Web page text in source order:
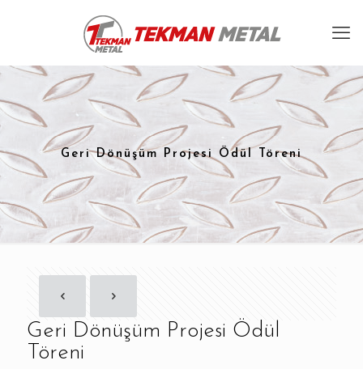
Geri Dönüşüm Projesi Ödül Töreni
Geri Dönüşüm Projesi Ödül
Töreni